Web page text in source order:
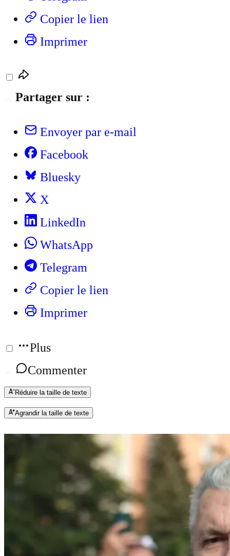
Copier le lien
Imprimer
Partager sur :
Envoyer par e-mail
Facebook
Bluesky
X
LinkedIn
WhatsApp
Telegram
Copier le lien
Imprimer
Plus
Commenter
Réduire la taille de texte
Agrandir la taille de texte